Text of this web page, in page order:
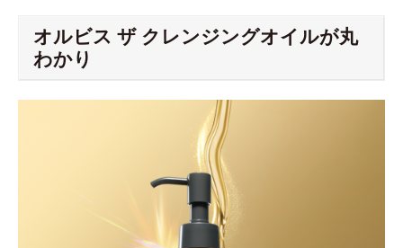
オルビス ザ クレンジングオイルが丸
わかり